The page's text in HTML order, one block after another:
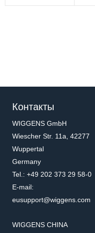
Контакты
WIGGENS GmbH
Wiescher Str. 11a, 42277
Wuppertal
Germany
Tel.: +49 202 373 29 58-0
E-mail:
eusupport@wiggens.com
WIGGENS CHINA